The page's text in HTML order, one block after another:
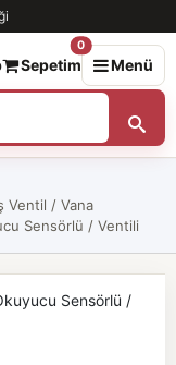
Sepetim
0
Menü
Ventil / Vana
Sensörlü / Ventili